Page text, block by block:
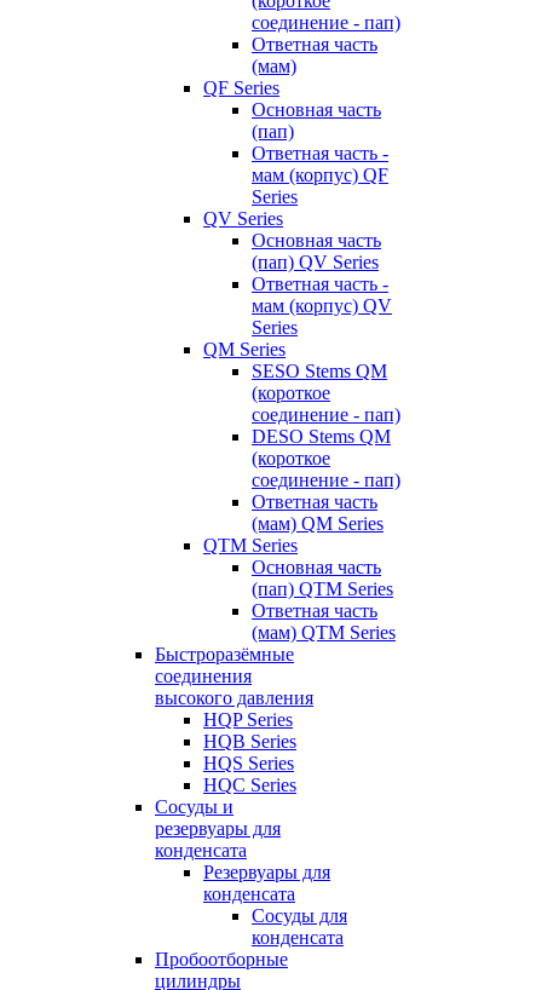
соединение - пап)
Ответная часть
(мам)
QF Series
Основная часть
(пап)
Ответная часть -
мам (корпус) QF
Series
QV Series
Основная часть
(пап) QV Series
Ответная часть -
мам (корпус) QV
Series
QM Series
SESO Stems QM
(короткое
соединение - пап)
DESO Stems QM
(короткое
соединение - пап)
Ответная часть
(мам) QM Series
QTM Series
Основная часть
(пап) QTM Series
Ответная часть
(мам) QTM Series
Быстроразёмные
соединения
высокого давления
HQP Series
HQB Series
HQS Series
HQC Series
Сосуды и
резервуары для
конденсата
Резервуары для
конденсата
Сосуды для
конденсата
Пробоотборные
цилиндры